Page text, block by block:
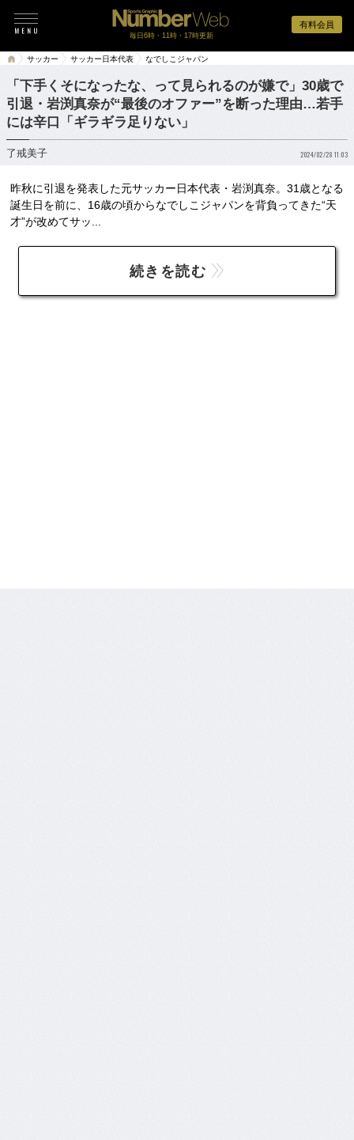
有料会員
毎日6時・11時・17時更新
サッカー サッカー日本代表 なでしこジャパン
「下手くそになったな、って見られるのが嫌で」30歳で
引退・岩渕真奈が“最後のオファー”を断った理由…若手
には辛口「ギラギラ足りない」
了戒美子 2024/02/28 11:03
昨秋に引退を発表した元サッカー日本代表・岩渕真奈。31歳となる
誕生日を前に、16歳の頃からなでしこジャパンを背負ってきた“天
才”が改めてサッ...
続きを読む